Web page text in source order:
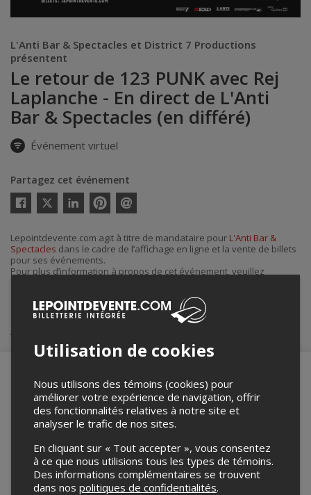
L'Anti Bar & Spectacles et District 7 Productions
présentent
Le retour de 123 PUNK avec Rej
Laplanche - En direct de L'Anti
Bar & Spectacles (en différé)
Événement virtuel
Partagez cet événement
Twitter
courriel
Lepointdevente.com agit à titre de mandataire pour L'Anti Bar &
Spectacles dans le cadre de l’affichage en ligne et la vente de billets
pour ses événements.
Pour plus d’information à propos de cet événement, veuillez
Achat de billets
Merci de confirmer que vous n'êtes pas un
robot ci-bas.
Utilisation de cookies
Nous utilisons des témoins (cookies) pour
améliorer votre expérience de navigation, offrir
des fonctionnalités relatives à notre site et
analyser le trafic de nos sites.
En cliquant sur « Tout accepter », vous consentez
à ce que nous utilisions tous les types de témoins.
Des informations complémentaires se trouvent
dans nos politiques de confidentialités.